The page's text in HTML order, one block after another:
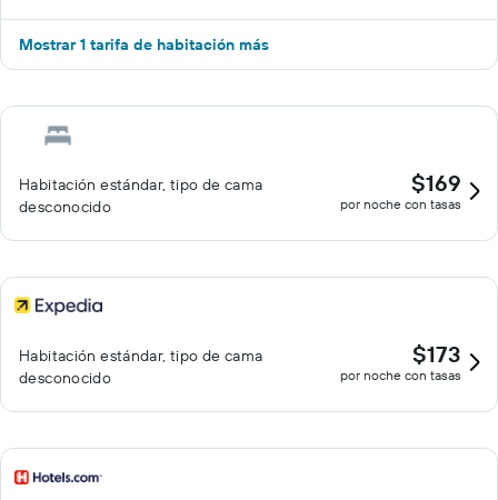
Mostrar 1 tarifa de habitación más
Habitación estándar, tipo de cama
desconocido
$169
por noche con tasas
Habitación estándar, tipo de cama
desconocido
$173
por noche con tasas